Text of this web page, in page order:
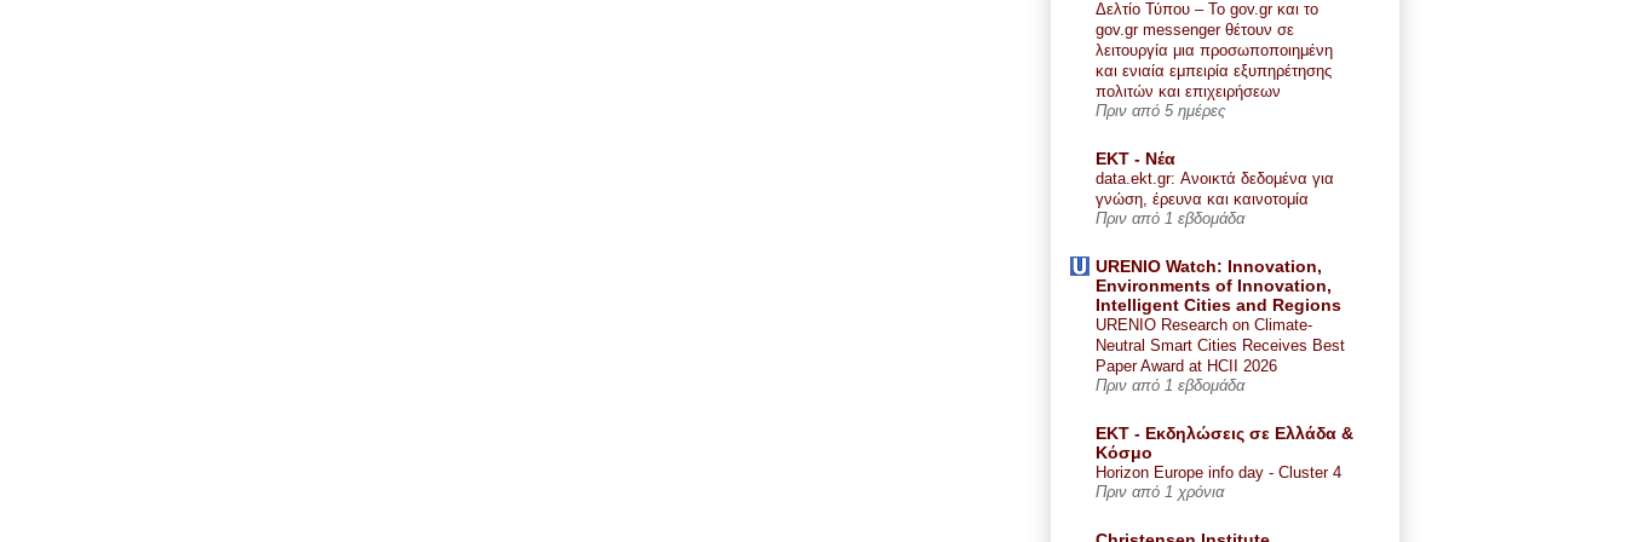
Δελτίο Τύπου – Το gov.gr και το
gov.gr messenger θέτουν σε
λειτουργία μια προσωποποιημένη
και ενιαία εμπειρία εξυπηρέτησης
πολιτών και επιχειρήσεων
Πριν από 5 ημέρες
ΕΚΤ - Nέα
data.ekt.gr: Ανοικτά δεδομένα για
γνώση, έρευνα και καινοτομία
Πριν από 1 εβδομάδα
URENIO Watch: Innovation,
Environments of Innovation,
Intelligent Cities and Regions
URENIO Research on Climate-
Neutral Smart Cities Receives Best
Paper Award at HCII 2026
Πριν από 1 εβδομάδα
ΕΚΤ - Εκδηλώσεις σε Ελλάδα &
Κόσμο
Horizon Europe info day - Cluster 4
Πριν από 1 χρόνια